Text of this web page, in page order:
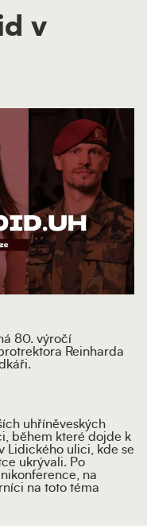
v
80. výročí
Reinharda
uhříněveských
během které dojde k
Lidického ulici, kde se
ukrývali. Po
na
na toto téma